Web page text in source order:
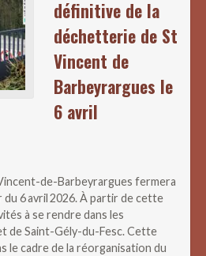
définitive de la
déchetterie de St
Vincent de
Barbeyrargues le
6 avril
de-Barbeyrargues fermera
6 avril 2026. À partir de cette
à se rendre dans les
de Saint-Gély-du-Fesc. Cette
le cadre de la réorganisation du